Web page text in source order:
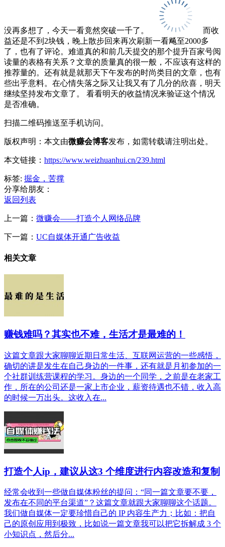
没再多想了，今天一看竟然突破一千了。
而收
益还是不到2块钱，晚上散步回来再次刷新一看飚至2000多
了，也有了评论。难道真的和前几天提交的那个提升百家号阅
读量的表格有关系？文章的质量真的很一般，不应该有这样的
推荐量的。还有就是就那天下午发布的时尚类目的文章，也有
些出乎意料。在心情失落之际又让我又有了几分的欣喜，明天
继续坚持发布文章了。 看看明天的收益情况来验证这个情况
是否准确。
扫描二维码推送至手机访问。
版权声明：本文由微赚会博客发布，如需转载请注明出处。
本文链接： https://www.weizhuanhui.cn/239.html
标签: 掘金，苦撑
分享给朋友：
返回列表
上一篇： 微赚会——打造个人网络品牌
下一篇： UC自媒体开通广告收益
相关文章
赚钱难吗？其实也不难，生活才是最难的！
这篇文章跟大家聊聊近期日常生活、互联网运营的一些感悟，
确切的讲是发生在自己身边的一件事，还有就是月初参加的一
个社群训练营课程的学习。身边的一个同学，之前是在老家工
作，所在的公司还是一家上市企业，薪资待遇也不错，收入高
的时候一万出头。这收入在...
打造个人ip，建议从这3 个维度进行内容改造和复制
经常会收到一些做自媒体粉丝的提问：“同一篇文章要不要，
发布在不同的平台渠道”？这篇文章就跟大家聊聊这个话题。
我们做自媒体一定要珍惜自己的 IP 内容生产力；比如：把自
己的原创应用到极致，比如说一篇文章我可以把它拆解成 3 个
小知识点，然后分...